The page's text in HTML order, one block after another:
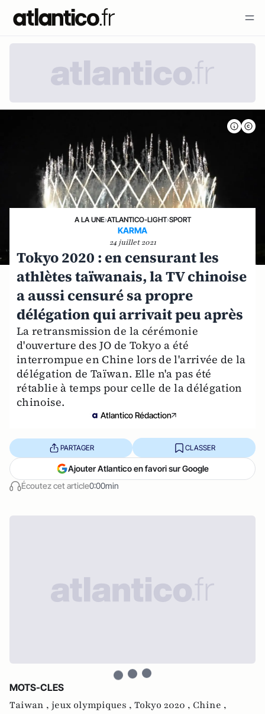
A LA UNE›ATLANTICO-LIGHT›SPORT
KARMA
24 juillet 2021
Tokyo 2020 : en censurant les
athlètes taïwanais, la TV chinoise
a aussi censuré sa propre
délégation qui arrivait peu après
La retransmission de la cérémonie
d'ouverture des JO de Tokyo a été
interrompue en Chine lors de l'arrivée de la
délégation de Taïwan. Elle n'a pas été
rétablie à temps pour celle de la délégation
chinoise.
Atlantico Rédaction
Écoutez cet article0:00min
PARTAGER CLASSER
Ajouter Atlantico en favori sur Google
MOTS-CLES
Taiwan , jeux olympiques , Tokyo 2020 , Chine ,